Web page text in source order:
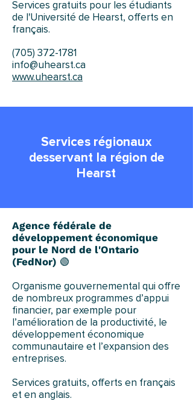
Services gratuits pour les étudiants
de l'Université de Hearst, offerts en
français.
(705) 372-1781
info@uhearst.ca
www.uhearst.ca
Services régionaux
desservant la région de
Hearst
Agence fédérale de
développement économique
pour le Nord de l'Ontario
(FedNor) 🟢
Organisme gouvernemental qui offre
de nombreux programmes d’appui
financier, par exemple pour
l’amélioration de la productivité, le
développement économique
communautaire et l’expansion des
entreprises.
Services gratuits, offerts en français
et en anglais.